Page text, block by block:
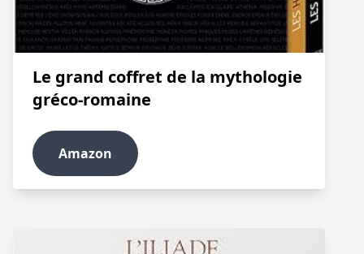
Le grand coffret de la mythologie
gréco-romaine
Amazon